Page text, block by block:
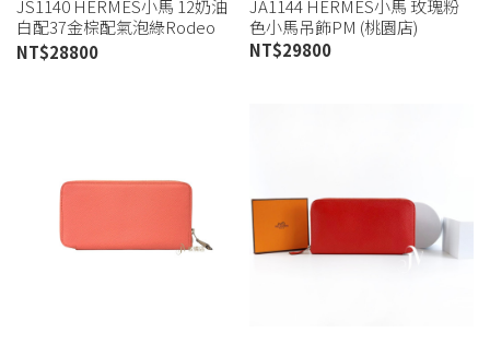
JS1140 HERMES小馬 12奶油
白配37金棕配氣泡綠Rodeo
pegase掛飾PM (板橋店)
NT$28800
JA1144 HERMES小馬 玫瑰粉
色小馬吊飾PM (桃園店)
NT$29800